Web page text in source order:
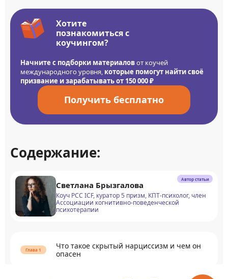
Хотите
познакомиться с
коучингом?
Начните с подборки материаловот коучей
международного уровня, которые помогут найти своё
призвание и зарабатывать от 150 000 ₽
Получить бесплатно
Содержание:
Автор статьи
Светлана Брызгалова
Коуч PCC ICF, куратор 5 призм, КПТ-психолог, член
Ассоциации когнитивно-поведенческой
психотерапии
Что такое скрытый нарциссизм и чем он
опасен